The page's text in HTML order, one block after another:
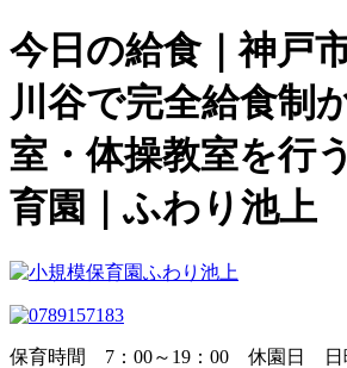
今日の給食｜神戸
川谷で完全給食制
室・体操教室を行
育園｜ふわり池上
保育時間 7：00～19：00 休園日 日